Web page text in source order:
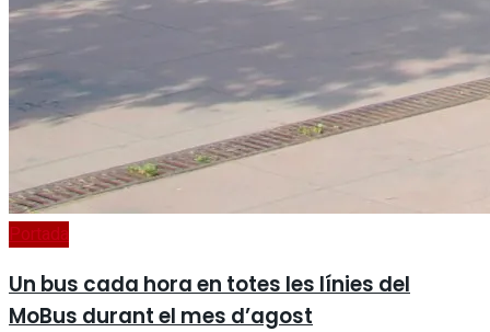
Portada
Un bus cada hora en totes les línies del
MoBus durant el mes d’agost